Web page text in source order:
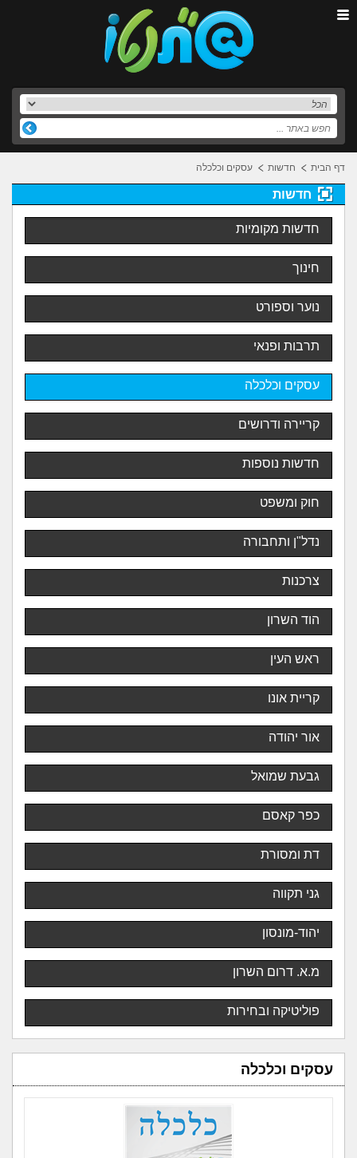
דף הבית חדשות עסקים וכלכלה
חדשות
חדשות מקומיות
חינוך
נוער וספורט
תרבות ופנאי
עסקים וכלכלה
קריירה ודרושים
חדשות נוספות
חוק ומשפט
נדל"ן ותחבורה
צרכנות
הוד השרון
ראש העין
קריית אונו
אור יהודה
גבעת שמואל
כפר קאסם
דת ומסורת
גני תקווה
יהוד-מונסון
מ.א. דרום השרון
פוליטיקה ובחירות
עסקים וכלכלה